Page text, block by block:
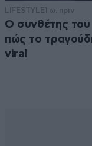
LIFESTYLE1 ω. πριν
Ο συνθέτης του
πώς το
viral